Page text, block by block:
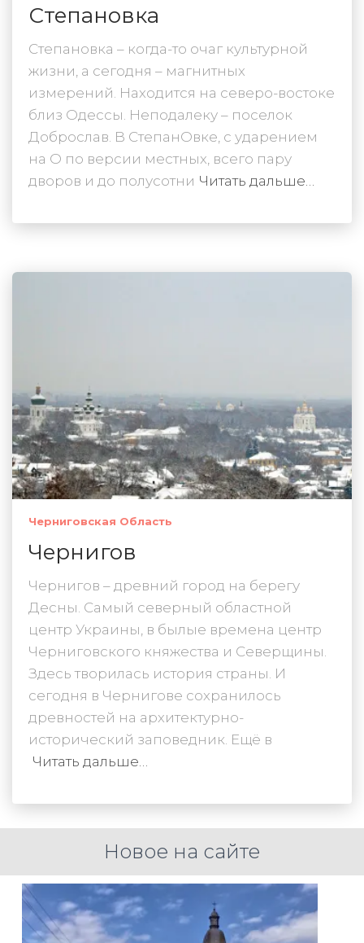
Степановка
Степановка – когда-то очаг культурной
жизни, а сегодня – магнитных
измерений. Находится на северо-востоке
близ Одессы. Неподалеку – поселок
Доброслав. В СтепанОвке, с ударением
на О по версии местных, всего пару
дворов и до полусотни Читать дальше…
Черниговская Область
Чернигов
Чернигов – древний город на берегу
Десны. Самый северный областной
центр Украины, в былые времена центр
Черниговского княжества и Северщины.
Здесь творилась история страны. И
сегодня в Чернигове сохранилось
древностей на архитектурно-
исторический заповедник. Ещё в
Читать дальше…
Новое на сайте